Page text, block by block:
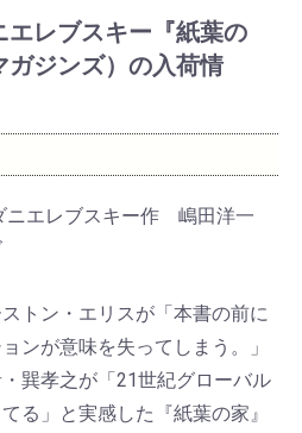
エレブスキー『紙葉の
ガジンズ）の入荷情
エレブスキー作 嶋田洋一
トン・エリスが「本書の前に
ンが意味を失ってしまう。」
巽孝之が「21世紀グローバル
る」と実感した『紙葉の家』